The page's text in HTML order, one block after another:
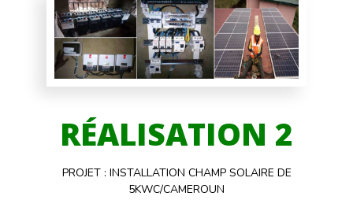
RÉALISATION 2
PROJET : INSTALLATION CHAMP SOLAIRE DE
5KWC/CAMEROUN